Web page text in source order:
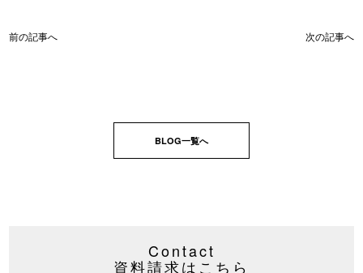
前の記事へ 次の記事へ
BLOG一覧へ
Contact
資料請求はこちら